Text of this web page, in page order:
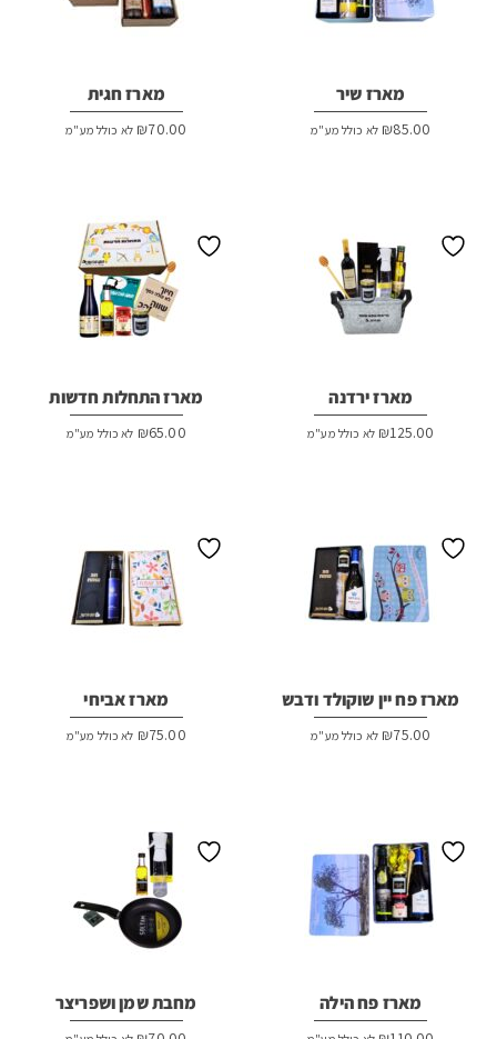
מארז שיר
₪85.00 לא כולל מע"מ
מארז חגית
₪70.00 לא כולל מע"מ
מארז ירדנה
₪125.00 לא כולל מע"מ
מארז התחלות חדשות
₪65.00 לא כולל מע"מ
מארז פח יין שוקולד ודבש
₪75.00 לא כולל מע"מ
מארז אביחי
₪75.00 לא כולל מע"מ
מארז פח הילה מחבת שמן ושפריצר